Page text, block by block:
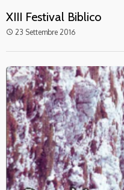
XIII Festival Biblico
access_time 23 Settembre 2016